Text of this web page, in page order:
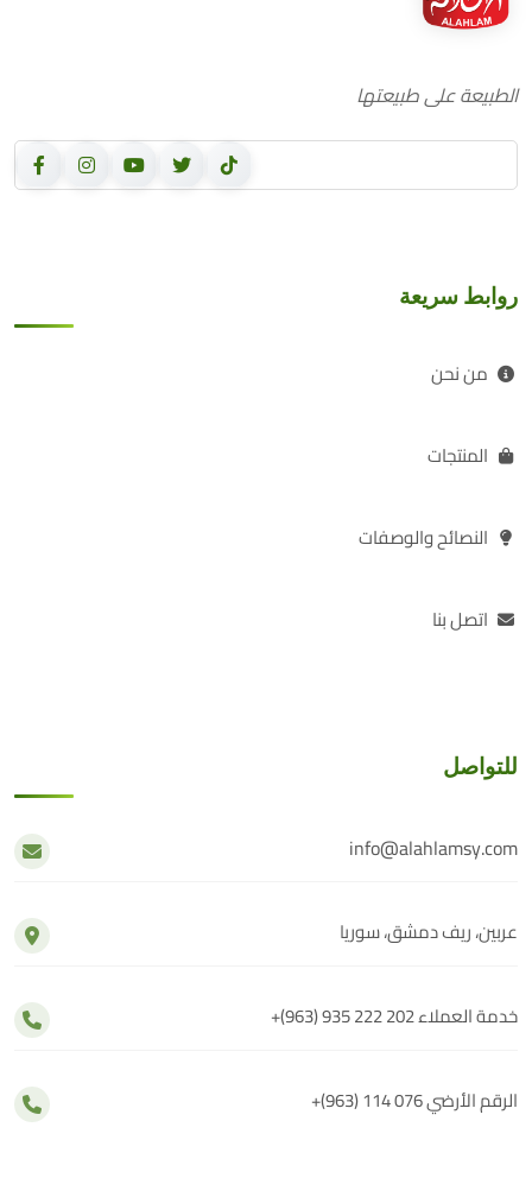
الطبيعة على طبيعتها
روابط سريعة
من نحن
المنتجات
النصائح والوصفات
اتصل بنا
للتواصل
info@alahlamsy.com
عربين، ريف دمشق، سوريا
+(963) 935 222 202خدمة العملاء
+(963) 114 076الرقم الأرضي